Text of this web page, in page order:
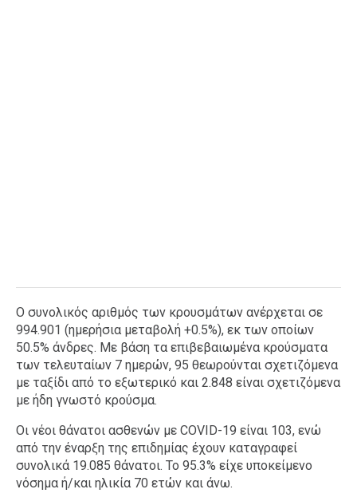
Ο συνολικός αριθμός των κρουσμάτων ανέρχεται σε
994.901 (ημερήσια μεταβολή +0.5%), εκ των οποίων
50.5% άνδρες. Με βάση τα επιβεβαιωμένα κρούσματα
των τελευταίων 7 ημερών, 95 θεωρούνται σχετιζόμενα
με ταξίδι από το εξωτερικό και 2.848 είναι σχετιζόμενα
με ήδη γνωστό κρούσμα.
Οι νέοι θάνατοι ασθενών με COVID-19 είναι 103, ενώ
από την έναρξη της επιδημίας έχουν καταγραφεί
συνολικά 19.085 θάνατοι. Το 95.3% είχε υποκείμενο
νόσημα ή/και ηλικία 70 ετών και άνω.